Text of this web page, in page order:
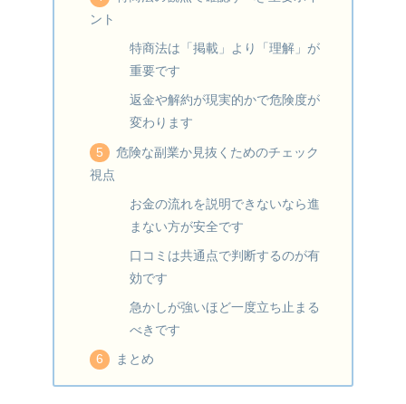
ント
特商法は「掲載」より「理解」が
重要です
返金や解約が現実的かで危険度が
変わります
危険な副業か見抜くためのチェック
視点
お金の流れを説明できないなら進
まない方が安全です
口コミは共通点で判断するのが有
効です
急かしが強いほど一度立ち止まる
べきです
まとめ